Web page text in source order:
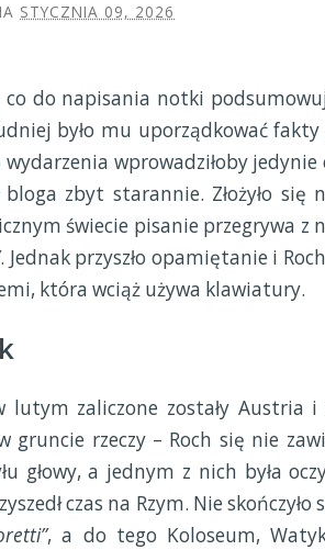
STYCZNIA 09, 2026
co do napisania notki
było mu uporządkować
wprowadziłoby
zbyt starannie. Złożyło się
świecie pisanie przegrywa z
. Jednak przyszło opamiętanie i
która wciąż używa klawiatury.
lutym zaliczone zostały Austria
rzeczy – Roch się nie
głowy, a jednym z nich była
czas na Rzym. Nie
, a do tego Koloseum,